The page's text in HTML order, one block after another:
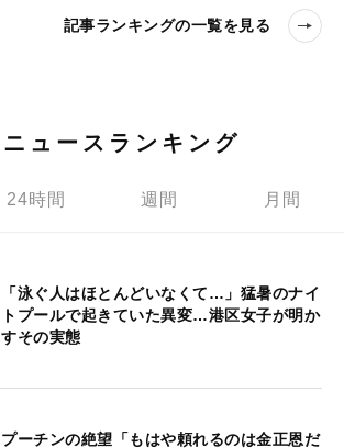
記事ランキングの一覧を見る
ニュースランキング
24時間 週間 月間
「泳ぐ人はほとんどいなくて…」猛暑のナイ
トプールで起きていた異変…港区女子が明か
すその実態
プーチンの絶望「もはや頼れるのは金正恩だ